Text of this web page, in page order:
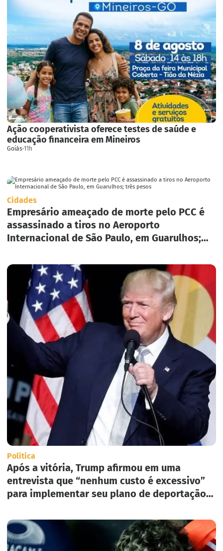
Ação cooperativista oferece testes de saúde e
educação financeira em Mineiros
Goiás·11h
Cidades
Empresário ameaçado de morte pelo PCC é
assassinado a tiros no Aeroporto
Internacional de São Paulo, em Guarulhos;
Política
Após a vitória, Trump afirmou em uma
entrevista que “nenhum custo é excessivo”
para implementar seu plano de deportação